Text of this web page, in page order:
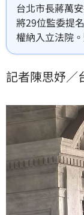
台北市長蔣萬
將29位監委提
權納入立法院
對調查局性騷
了炒作」，如
記者陳思妤／